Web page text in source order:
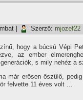
Szerző: mjozef22
hogy a búcsú Vépi
az ember
s mily nehéz a
már erősen őszülő,
felvette 11 éves volt …